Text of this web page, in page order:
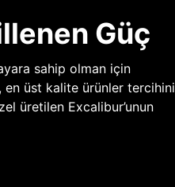
Güç
sahip olman için
en üst kalite ürünler tercihini
üretilen Excalibur’unun